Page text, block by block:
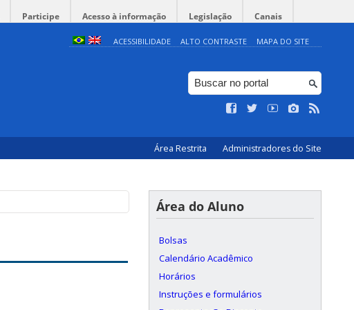
Participe Acesso à informação Legislação Canais
ACESSIBILIDADE ALTO CONTRASTE MAPA DO SITE
Área Restrita Administradores do Site
Área do Aluno
Bolsas
Calendário Acadêmico
Horários
Instruções e formulários